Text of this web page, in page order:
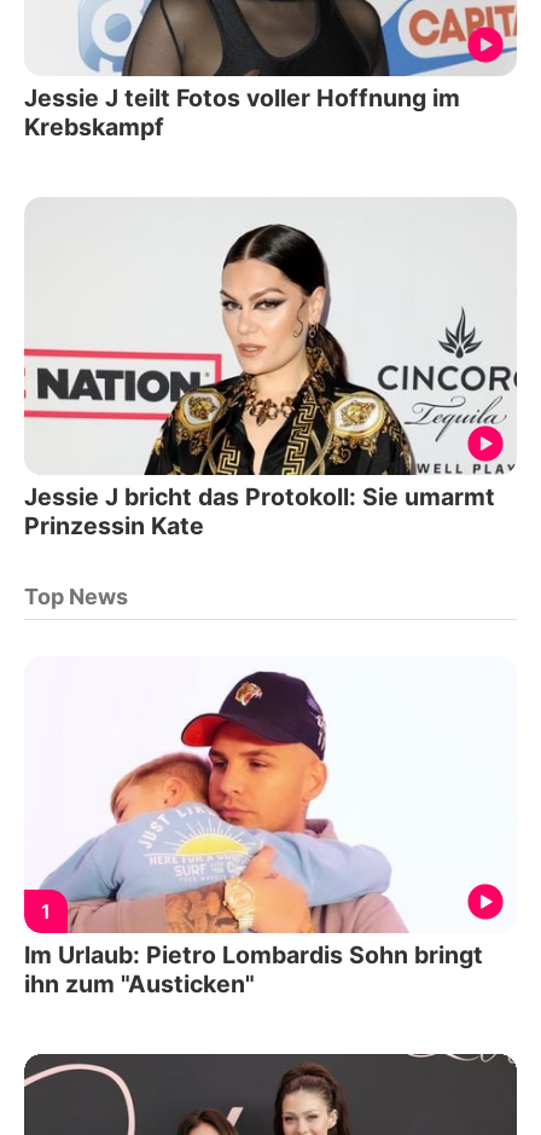
Jessie J teilt Fotos voller Hoffnung im
Krebskampf
Jessie J bricht das Protokoll: Sie umarmt
Prinzessin Kate
Top News
1
Im Urlaub: Pietro Lombardis Sohn bringt
ihn zum "Austicken"